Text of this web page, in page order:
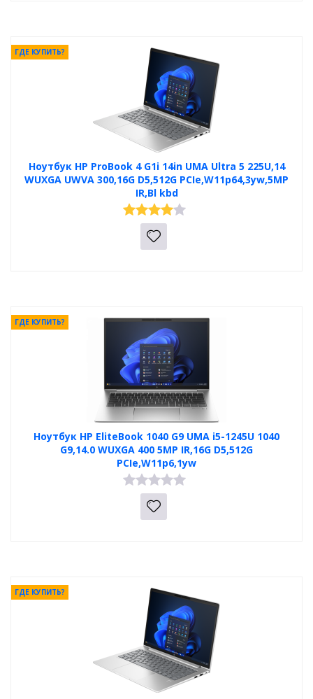
Ноутбук HP ProBook 4 G1i 14in UMA Ultra 5 225U,14
WUXGA UWVA 300,16G D5,512G PCIe,W11p64,3yw,5MP
IR,Bl kbd
ГДЕ КУПИТЬ?
Ноутбук HP EliteBook 1040 G9 UMA i5-1245U 1040
G9,14.0 WUXGA 400 5MP IR,16G D5,512G
PCIe,W11p6,1yw
ГДЕ КУПИТЬ?
ГДЕ КУПИТЬ?